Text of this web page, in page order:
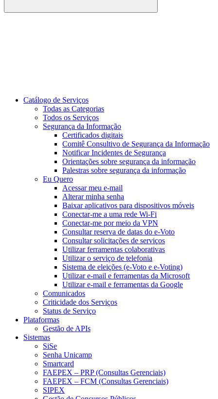
Buscar
Catálogo de Serviços
Todas as Categorias
Todos os Serviços
Segurança da Informação
Certificados digitais
Comitê Consultivo de Segurança da Informação
Notificar Incidentes de Segurança
Orientações sobre segurança da informação
Palestras sobre segurança da informação
Eu Quero
Acessar meu e-mail
Alterar minha senha
Baixar aplicativos para dispositivos móveis
Conectar-me a uma rede Wi-Fi
Conectar-me por meio da VPN
Consultar reserva de datas do e-Voto
Consultar solicitações de serviços
Utilizar ferramentas colaborativas
Utilizar o serviço de telefonia
Sistema de eleições (e-Voto e e-Voting)
Utilizar e-mail e ferramentas da Microsoft
Utilizar e-mail e ferramentas da Google
Comunicados
Criticidade dos Serviços
Status de Serviço
Plataformas
Gestão de APIs
Sistemas
SiSe
Senha Unicamp
Smartcard
FAEPEX – PRP (Consultas Gerenciais)
FAEPEX – FCM (Consultas Gerenciais)
SIPEX